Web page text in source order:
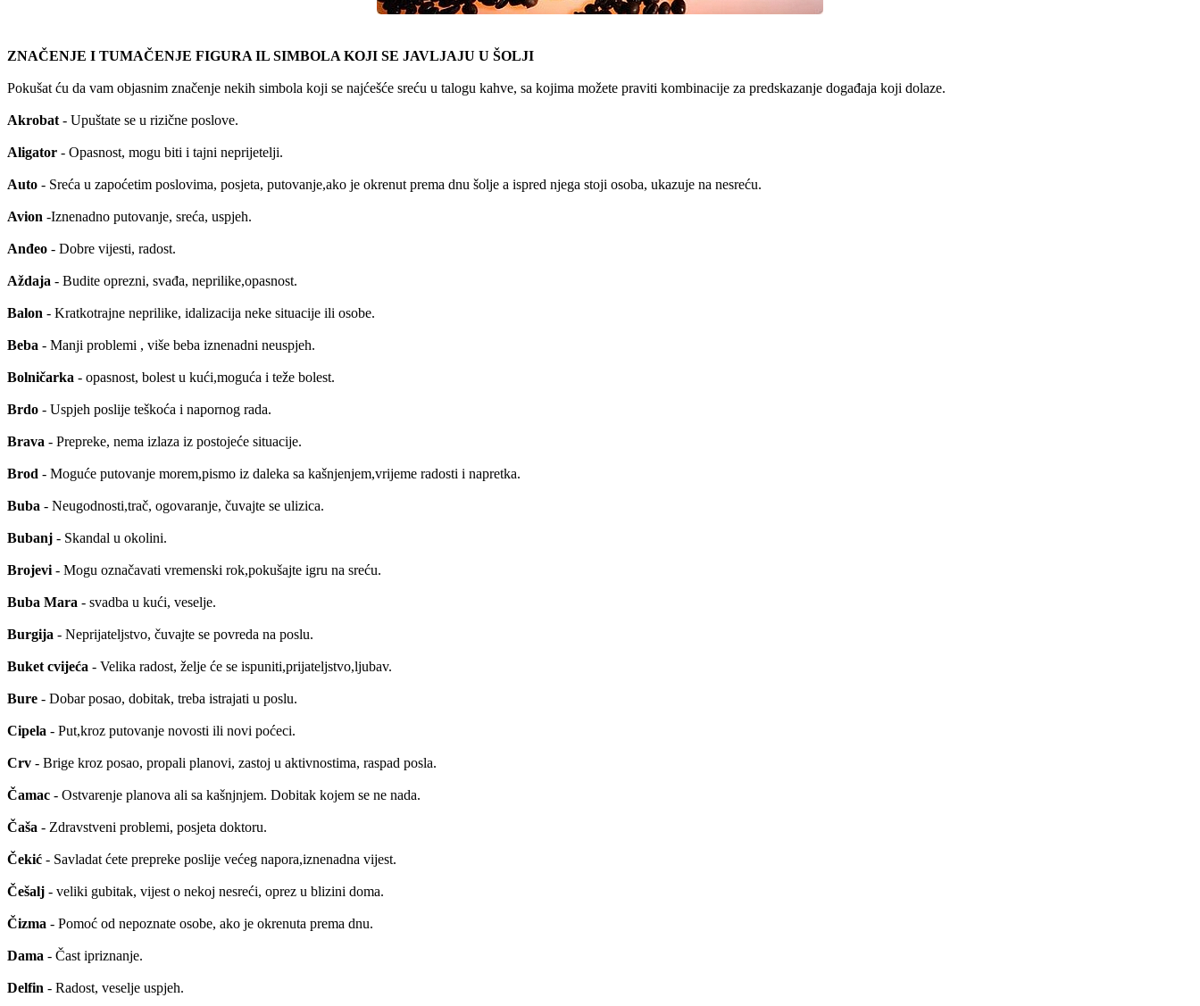
ZNAČENJE I TUMAČENJE FIGURA IL SIMBOLA KOJI SE JAVLJAJU U ŠOLJI
Pokušat ću da vam objasnim značenje nekih simbola koji se najćešće sreću u talogu kahve, sa kojima možete praviti kombinacije za predskazanje događaja koji dolaze.
Akrobat - Upuštate se u rizične poslove.
Aligator - Opasnost, mogu biti i tajni neprijetelji.
Auto - Sreća u zapoćetim poslovima, posjeta, putovanje,ako je okrenut prema dnu šolje a ispred njega stoji osoba, ukazuje na nesreću.
Avion -Iznenadno putovanje, sreća, uspjeh.
Anđeo - Dobre vijesti, radost.
Aždaja - Budite oprezni, svađa, neprilike,opasnost.
Balon - Kratkotrajne neprilike, idalizacija neke situacije ili osobe.
Beba - Manji problemi , više beba iznenadni neuspjeh.
Bolničarka - opasnost, bolest u kući,moguća i teže bolest.
Brdo - Uspjeh poslije teškoća i napornog rada.
Brava - Prepreke, nema izlaza iz postojeće situacije.
Brod - Moguće putovanje morem,pismo iz daleka sa kašnjenjem,vrijeme radosti i napretka.
Buba - Neugodnosti,trač, ogovaranje, čuvajte se ulizica.
Bubanj - Skandal u okolini.
Brojevi - Mogu označavati vremenski rok,pokušajte igru na sreću.
Buba Mara - svadba u kući, veselje.
Burgija - Neprijateljstvo, čuvajte se povreda na poslu.
Buket cvijeća - Velika radost, želje će se ispuniti,prijateljstvo,ljubav.
Bure - Dobar posao, dobitak, treba istrajati u poslu.
Cipela - Put,kroz putovanje novosti ili novi poćeci.
Crv - Brige kroz posao, propali planovi, zastoj u aktivnostima, raspad posla.
Čamac - Ostvarenje planova ali sa kašnjnjem. Dobitak kojem se ne nada.
Čaša - Zdravstveni problemi, posjeta doktoru.
Čekić - Savladat ćete prepreke poslije većeg napora,iznenadna vijest.
Češalj - veliki gubitak, vijest o nekoj nesreći, oprez u blizini doma.
Čizma - Pomoć od nepoznate osobe, ako je okrenuta prema dnu.
Dama - Čast ipriznanje.
Delfin - Radost, veselje uspjeh.